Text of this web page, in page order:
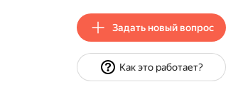
Задать новый вопрос
Как это работает?